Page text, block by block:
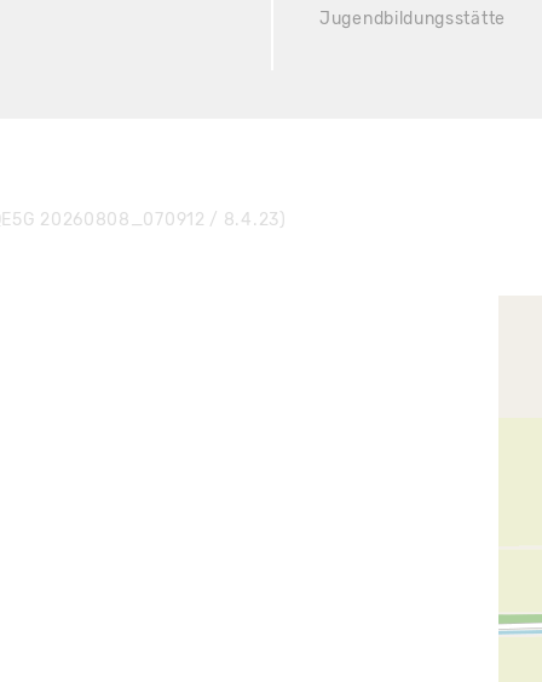
Jugendbildungsstätte
20260808_070912 / 8.4.23)